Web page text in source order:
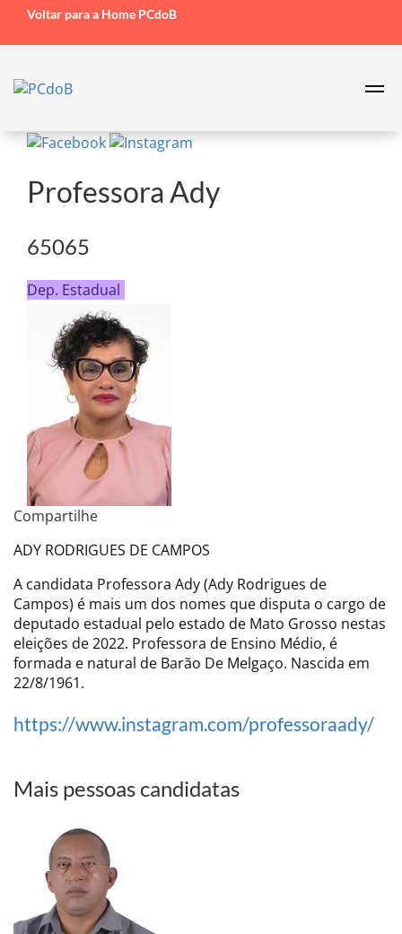
Voltar para a Home PCdoB
Professora Ady
65065
Dep. Estadual
Compartilhe
ADY RODRIGUES DE CAMPOS
A candidata Professora Ady (Ady Rodrigues de
Campos) é mais um dos nomes que disputa o cargo de
deputado estadual pelo estado de Mato Grosso nestas
eleições de 2022. Professora de Ensino Médio, é
formada e natural de Barão De Melgaço. Nascida em
22/8/1961.
https://www.instagram.com/professoraady/
Mais pessoas candidatas